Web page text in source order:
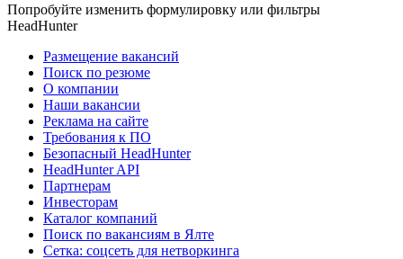
Попробуйте изменить формулировку или фильтры
HeadHunter
Размещение вакансий
Поиск по резюме
О компании
Наши вакансии
Реклама на сайте
Требования к ПО
Безопасный HeadHunter
HeadHunter API
Партнерам
Инвесторам
Каталог компаний
Поиск по вакансиям в Ялте
Сетка: соцсеть для нетворкинга